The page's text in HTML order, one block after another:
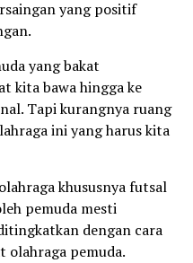
yang positif
yang bakat
kita bawa hingga ke
Tapi kurangnya ruang
ini yang harus kita
khususnya futsal
pemuda mesti
dengan cara
olahraga pemuda.